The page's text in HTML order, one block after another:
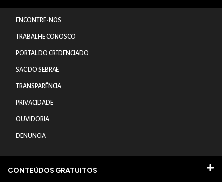
ENCONTRE-NOS
TRABALHE CONOSCO
PORTAL DO CREDENCIADO
SAC DO SEBRAE
TRANSPARÊNCIA
PRIVACIDADE
OUVIDORIA
DENUNCIA
CONTEÚDOS GRATUITOS